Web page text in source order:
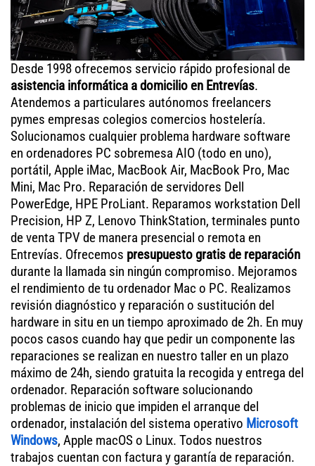
Desde 1998 ofrecemos servicio rápido profesional de
asistencia informática a domicilio en Entrevías.
Atendemos a particulares autónomos freelancers
pymes empresas colegios comercios hostelería.
Solucionamos cualquier problema hardware software
en ordenadores PC sobremesa AIO (todo en uno),
portátil, Apple iMac, MacBook Air, MacBook Pro, Mac
Mini, Mac Pro. Reparación de servidores Dell
PowerEdge, HPE ProLiant. Reparamos workstation Dell
Precision, HP Z, Lenovo ThinkStation, terminales punto
de venta TPV de manera presencial o remota en
Entrevías. Ofrecemos presupuesto gratis de reparación
durante la llamada sin ningún compromiso. Mejoramos
el rendimiento de tu ordenador Mac o PC. Realizamos
revisión diagnóstico y reparación o sustitución del
hardware in situ en un tiempo aproximado de 2h. En muy
pocos casos cuando hay que pedir un componente las
reparaciones se realizan en nuestro taller en un plazo
máximo de 24h, siendo gratuita la recogida y entrega del
ordenador. Reparación software solucionando
problemas de inicio que impiden el arranque del
ordenador, instalación del sistema operativo Microsoft
Windows, Apple macOS o Linux. Todos nuestros
trabajos cuentan con factura y garantía de reparación.